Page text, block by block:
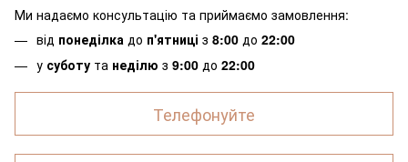
Ми надаємо консультацію та приймаємо замовлення:
від понеділка до п'ятниці з 8:00 до 22:00
у суботу та неділю з 9:00 до 22:00
Телефонуйте